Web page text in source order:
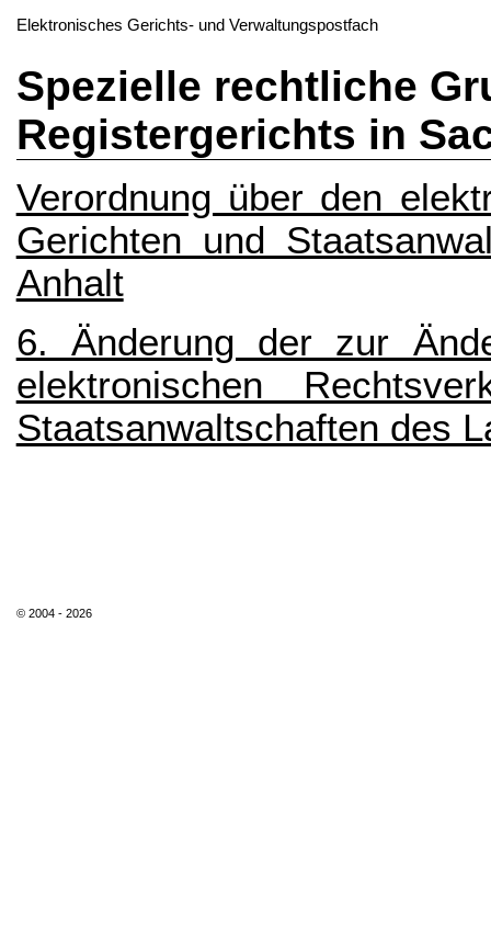
Elektronisches Gerichts- und Verwaltungspostfach
Spezielle rechtliche
Registergerichts in
Verordnung über den
Gerichten und
Anhalt
6. Änderung der zur
elektronischen
Staatsanwaltschaften des
© 2004 - 2026